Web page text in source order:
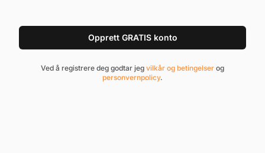
Opprett GRATIS konto
Ved å registrere deg godtar jeg vilkår og betingelser og
personvernpolicy.